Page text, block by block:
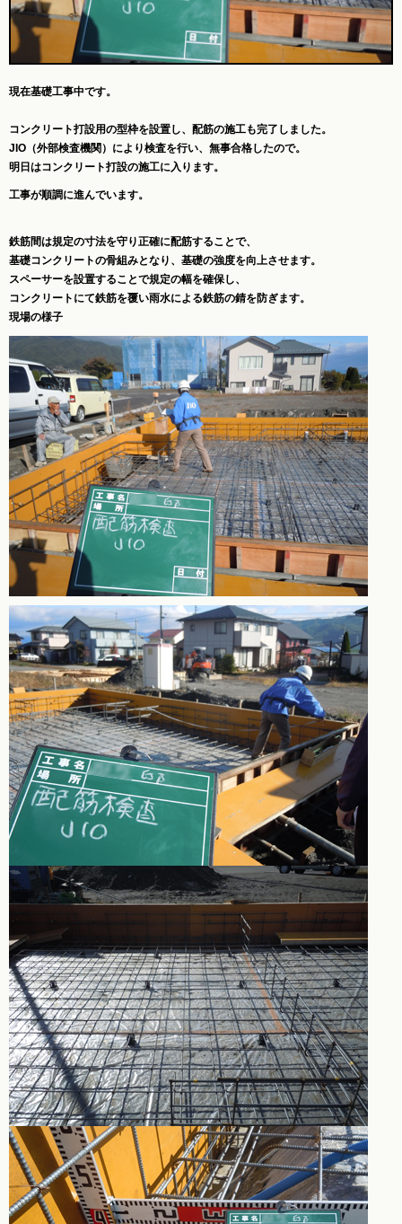
現在基礎工事中です。
コンクリート打設用の型枠を設置し、配筋の施工も完了しました。
JIO（外部検査機関）により検査を行い、無事合格したので。
明日はコンクリート打設の施工に入ります。
工事が順調に進んでいます。
鉄筋間は規定の寸法を守り正確に配筋することで、
基礎コンクリートの骨組みとなり、基礎の強度を向上させます。
スペーサーを設置することで規定の幅を確保し、
コンクリートにて鉄筋を覆い雨水による鉄筋の錆を防ぎます。
現場の様子